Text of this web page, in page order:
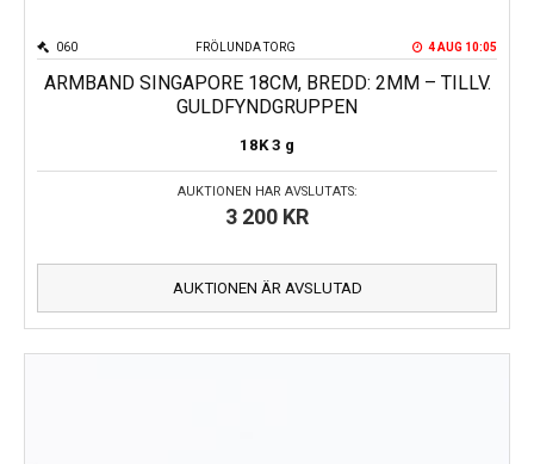
FRÖLUNDA TORG
060 4 AUG 10:05
ARMBAND SINGAPORE 18CM, BREDD: 2MM – TILLV.
GULDFYNDGRUPPEN
18K 3 g
AUKTIONEN HAR AVSLUTATS:
3 200 KR
AUKTIONEN ÄR AVSLUTAD